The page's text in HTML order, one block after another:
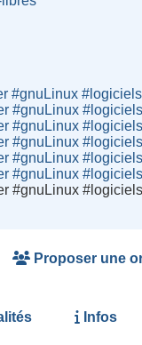
#gnuLinux
#gnuLinux
#gnuLinux
#gnuLinux
#gnuLinux
#gnuLinux
#gnuLinux
Proposer une
Infos